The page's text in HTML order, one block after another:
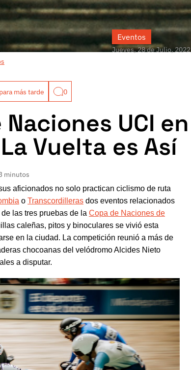
Eventos
Jueves, 28 de Julio, 2022
más tarde 0
UCI en
Vuelta es Así
minutos
aficionados no solo practican ciclismo de ruta
oTranscordilleras dos eventos relacionados
las tres pruebas de laCopa de Naciones de
caleñas, pitos y binoculares se vivió esta
en la ciudad. La competición reunió a más de
chocoanas del velódromo Alcides Nieto
a disputar.